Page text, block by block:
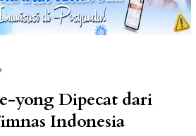
yong Dipecat dari
Indonesia